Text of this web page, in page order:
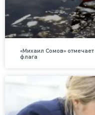
«Михаил Сомов»
флага